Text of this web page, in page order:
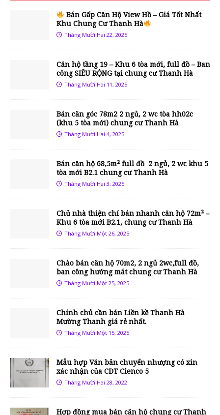
Bán Gấp Căn Hộ View Hồ – Giá Tốt Nhất
Khu Chung Cư Thanh Hà
Tháng Mười Hai 22, 2025
Căn hộ tầng 19 – Khu 6 tòa mới, full đồ – Ban
công SIÊU RỘNG tại chung cư Thanh Hà
Tháng Mười Hai 11, 2025
Bán căn góc 78m2 2 ngủ, 2 wc tòa hh02c
(khu 5 tòa mới) chung cư Thanh Hà
Tháng Mười Hai 4, 2025
Bán căn hộ 68,5m² full đồ 2 ngủ, 2 wc khu 5
tòa mới B2.1 chung cư Thanh Hà
Tháng Mười Hai 3, 2025
Chủ nhà thiện chí bán nhanh căn hộ 72m² –
Khu 6 tòa mới B2.1, chung cư Thanh Hà
Tháng Mười Một 26, 2025
Chào bán căn hộ 70m2, 2 ngủ 2wc,full đồ,
ban công hướng mát chung cư Thanh Hà
Tháng Mười Một 25, 2025
Chính chủ cần bán Liền kề Thanh Hà
Mường Thanh giá rẻ nhất.
Tháng Mười Một 15, 2025
Mẫu hợp Văn bản chuyển nhượng có xin
xác nhận của CĐT Cienco 5
Tháng Mười Hai 28, 2022
Hợp đồng mua bán căn hộ chung cư Thanh